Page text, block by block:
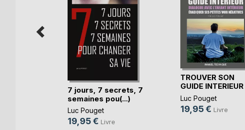
7 jours, 7 secrets, 7
semaines pou(...)
Luc Pouget
19,95 € Livre
TROUVER SON
GUIDE INTERIEUR
Luc Pouget
19,95 € Livre